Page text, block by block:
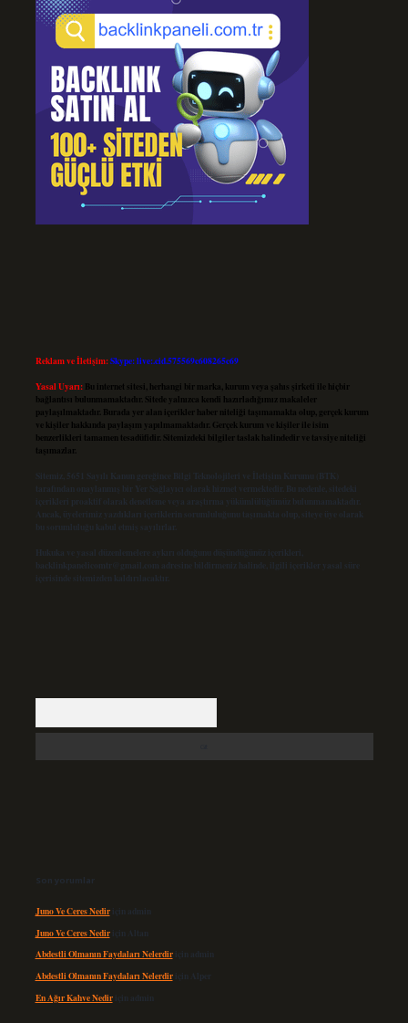
Reklam ve İletişim:Skype: live:.cid.575569c608265c69
Yasal Uyarı: Bu internet sitesi, herhangi bir marka, kurum veya şahıs şirketi ile hiçbir
bağlantısı bulunmamaktadır. Sitede yalnızca kendi hazırladığımız makaleler
paylaşılmaktadır. Burada yer alan içerikler haber niteliği taşımamakta olup, gerçek kurum
ve kişiler hakkında paylaşım yapılmamaktadır. Gerçek kurum ve kişiler ile isim
benzerlikleri tamamen tesadüfidir. Sitemizdeki bilgiler taslak halindedir ve tavsiye niteliği
taşımazlar.
Sitemiz, 5651 Sayılı Kanun gereğince Bilgi Teknolojileri ve İletişim Kurumu (BTK)
tarafından onaylanmış bir Yer Sağlayıcı olarak hizmet vermektedir. Bu nedenle, sitedeki
içerikleri proaktif olarak denetleme veya araştırma yükümlülüğümüz bulunmamaktadır.
Ancak, üyelerimiz yazdıkları içeriklerin sorumluluğunu taşımakta olup, siteye üye olarak
bu sorumluluğu kabul etmiş sayılırlar.
Hukuka ve yasal düzenlemelere aykırı olduğunu düşündüğünüz içerikleri,
backlinkpanelicomtr@gmail.com adresine bildirmeniz halinde, ilgili içerikler yasal süre
içerisinde sitemizden kaldırılacaktır.
Son yorumlar
Juno Ve Ceres Nediriçin admin
Juno Ve Ceres Nediriçin Altan
Abdestli Olmanın Faydaları Nelerdiriçin admin
Abdestli Olmanın Faydaları Nelerdiriçin Alper
En Ağır Kahve Nediriçin admin